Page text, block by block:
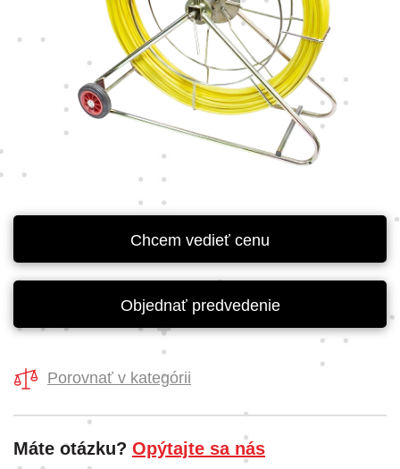
Chcem vedieť cenu
Objednať predvedenie
Porovnať v kategórii
Máte otázku? Opýtajte sa nás